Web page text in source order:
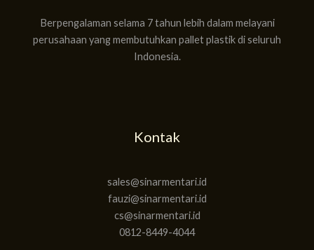
Berpengalaman selama 7 tahun lebih dalam melayani
perusahaan yang membutuhkan pallet plastik di seluruh
Indonesia.
Kontak
sales@sinarmentari.id
fauzi@sinarmentari.id
cs@sinarmentari.id
0812-8449-4044